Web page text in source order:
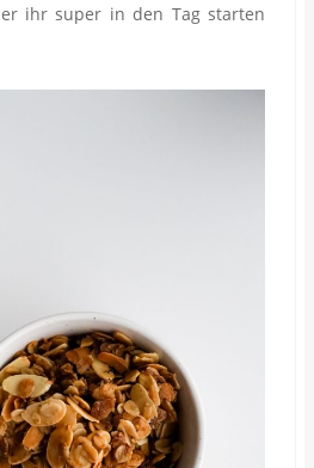
ihr super in den Tag starten